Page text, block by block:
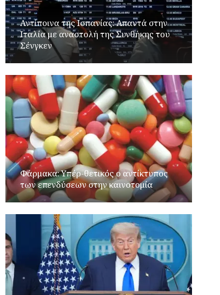
Αντίποινα της Ισπανίας: Απαντά στην
Ιταλία με αναστολή της Συνθήκης του
Σένγκεν
Φάρμακα: Υπέρ-θετικός ο αντίκτυπος
των επενδύσεων στην καινοτομία